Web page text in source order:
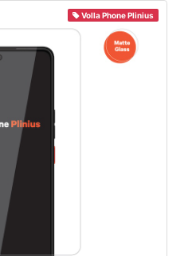
Volla Phone Plinius